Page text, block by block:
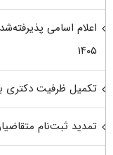
اعلام اسامی
۱۴۰۵
تکمیل ظرفیت دکتری
تمدید ثبت‌نام متقاضیان